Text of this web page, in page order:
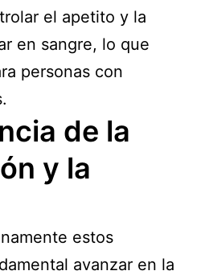
el apetito y la
en sangre, lo que
personas con
de la
y la
estos
avanzar en la